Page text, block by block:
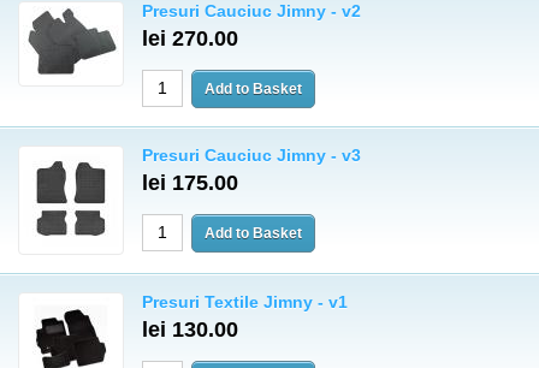
Presuri Cauciuc Jimny - v2
lei 270.00
Presuri Cauciuc Jimny - v3
lei 175.00
Presuri Textile Jimny - v1
lei 130.00